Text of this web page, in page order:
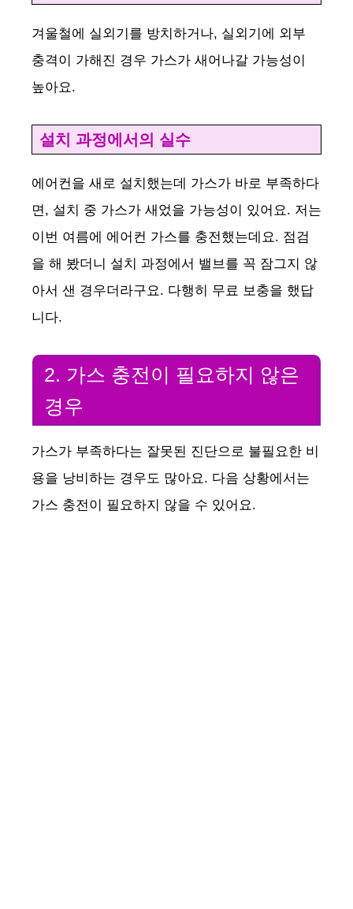
겨울철에 실외기를 방치하거나, 실외기에 외부
충격이 가해진 경우 가스가 새어나갈 가능성이
높아요.
설치 과정에서의 실수
에어컨을 새로 설치했는데 가스가 바로 부족하다
면, 설치 중 가스가 새었을 가능성이 있어요. 저는
이번 여름에 에어컨 가스를 충전했는데요. 점검
을 해 봤더니 설치 과정에서 밸브를 꼭 잠그지 않
아서 샌 경우더라구요. 다행히 무료 보충을 했답
니다.
2. 가스 충전이 필요하지 않은
경우
가스가 부족하다는 잘못된 진단으로 불필요한 비
용을 낭비하는 경우도 많아요. 다음 상황에서는
가스 충전이 필요하지 않을 수 있어요.